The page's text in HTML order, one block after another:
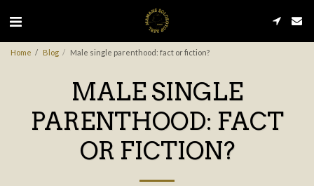
Home Blog Male single parenthood: fact or fiction?
MALE SINGLE
PARENTHOOD: FACT
OR FICTION?